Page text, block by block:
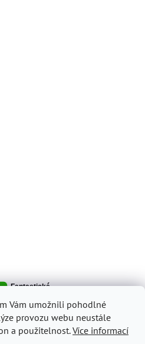
Vám umožnili pohodlné
provozu webu neustále
a použitelnost.Více informací